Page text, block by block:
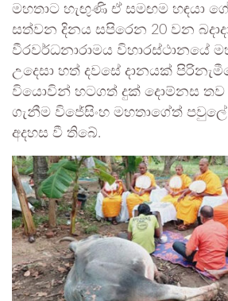
මහතාට හැඟුණි ඒ සමඟම හඳයා
සත්වන දිනය සපිරෙන 20 වන
වීරවර්ධනාරාමය විහාරස්ථානයේ
උදෙසා හත් දවසේ දානයක්
වියොවින් හටගත් දුක් දොම්නස තව
ගැනීම විජේසිංහ මහතාගේත්
අදහස වී තිබේ.